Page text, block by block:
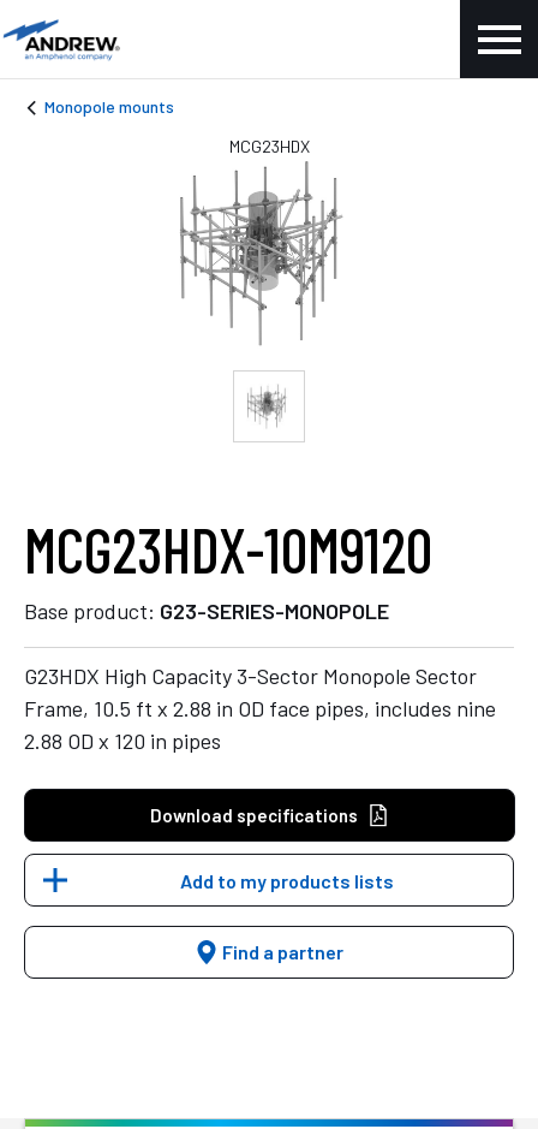
Monopole mounts
MCG23HDX-10M9120
Base product: G23-SERIES-MONOPOLE
G23HDX High Capacity 3-Sector Monopole Sector
Frame, 10.5 ft x 2.88 in OD face pipes, includes nine
2.88 OD x 120 in pipes
Download specifications
Add to my products lists
Find a partner
MCG23HDX